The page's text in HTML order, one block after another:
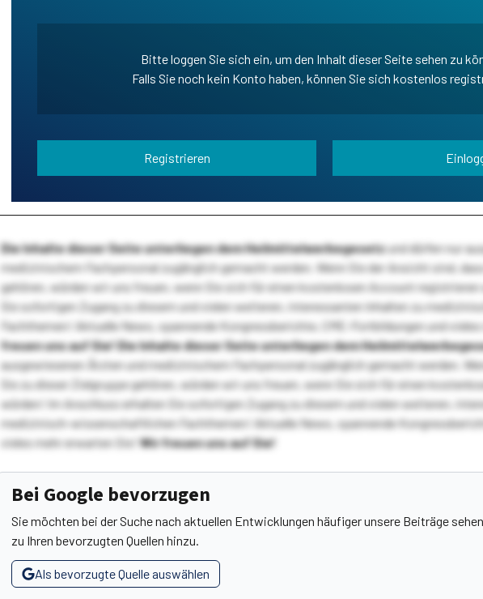
Bitte loggen Sie sich ein, um den Inhalt dieser Seite sehen zu
Falls Sie noch kein Konto haben, können Sie sich kostenlos
Registrieren
Die Inhalte dieser Seite unterliegen dem Heilmittelwerbegesetzund dürfen nur
medizinischem Fachpersonal zugänglich gemacht werden. Wenn Sie der Ansicht sind,
gehören, würden wir uns freuen, wenn Sie sich für einen kostenlosen Account
Sie sofortigen Zugang zu diesem und vielen weiteren, interessanten Inhalten zu
Fachthemen! Aktuelle News, spannende Kongressberichte, CME-Fortbildungen und
freuen uns auf Sie!Die Inhalte dieser Seite unterliegen dem
ausgewiesenen Ärzten und medizinischem Fachpersonal zugänglich gemacht werden.
Sie zu dieser Zielgruppe gehören, würden wir uns freuen, wenn Sie sich für einen
würden! Im Anschluss erhalten Sie sofortigen Zugang zu diesem und vielen weiteren,
medizinisch-wissenschaftlichen Fachthemen! Aktuelle News, spannende
vieles mehr erwarten Sie!Wir freuen uns auf Sie!
Bei Google bevorzugen
Sie möchten bei der Suche nach aktuellen Entwicklungen häufiger unsere Beiträge
zu Ihren bevorzugten Quellen hinzu.
Als bevorzugte Quelle auswählen